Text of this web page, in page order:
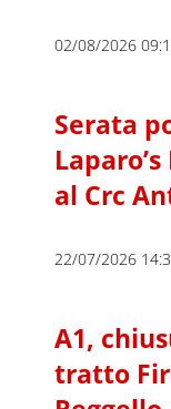
02/08/2026
Serata
al Crc
22/07/2026
A1,
tratto